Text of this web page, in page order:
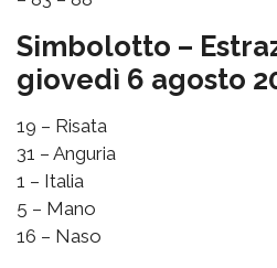
Simbolotto –
giovedì 6 agosto
19 – Risata
31 – Anguria
1 – Italia
5 – Mano
16 – Naso